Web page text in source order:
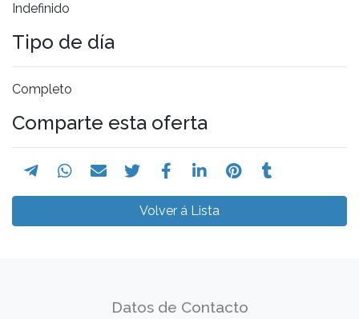
Indefinido
Tipo de día
Completo
Comparte esta oferta
Volver á Lista
Datos de Contacto